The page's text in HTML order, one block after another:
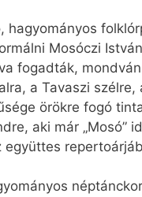
Mosóczi
fogadták,
a Tavaszi
örökre fogó
aki már